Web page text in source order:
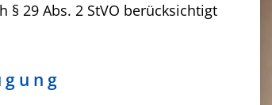
29 Abs. 2 StVO berücksichtigt
g u n g